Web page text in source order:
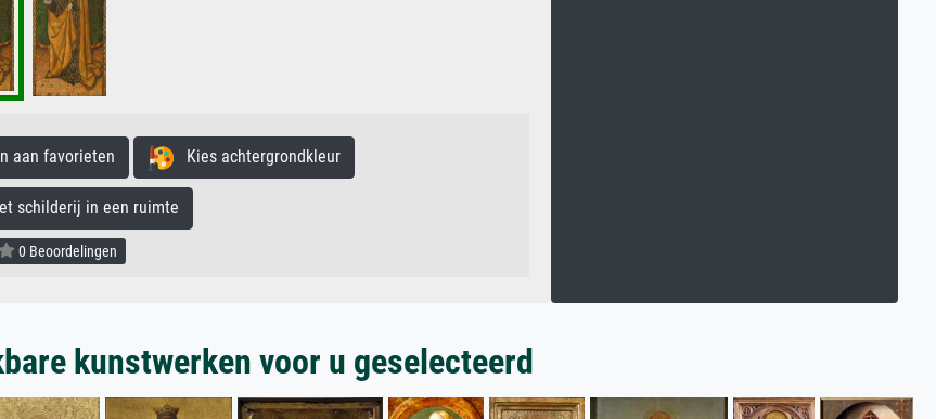
aan favorieten Kies achtergrondkleur
schilderij in een ruimte
0 Beoordelingen
kunstwerken voor u geselecteerd